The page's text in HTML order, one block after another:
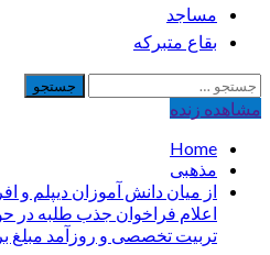
مساجد
بقاع متبرکه
جستجو
برای:
مشاهده‌ زنده
Home
مذهبی
از میان دانش آموزان دیپلم و
اعلام فراخوان جذب طلبه در
تربیت تخصصی و روزآمد مبلغ